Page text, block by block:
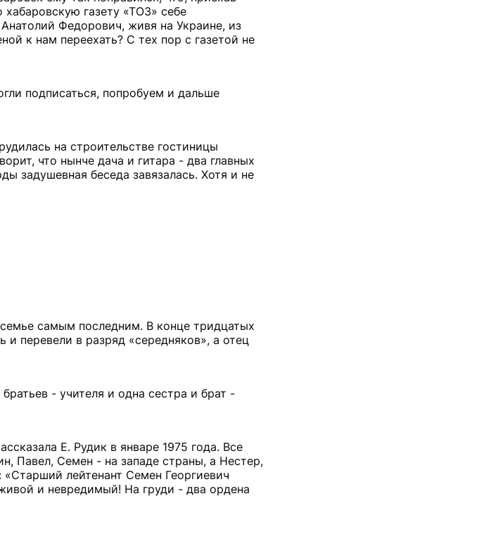
газету «ТОЗ» себе
Федорович, живя на Украине, из
к нам переехать? С тех пор с газетой не
подписаться, попробуем и дальше
на строительстве гостиницы
что нынче дача и гитара - два главных
задушевная беседа завязалась. Хотя и не
самым последним. В конце тридцатых
и перевели в разряд «середняков», а отец
- учителя и одна сестра и брат -
Е. Рудик в январе 1975 года. Все
Павел, Семен - на западе страны, а Нестер,
лейтенант Семен Георгиевич
и невредимый! На груди - два ордена